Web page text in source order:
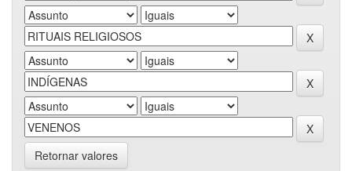
Retornar valores